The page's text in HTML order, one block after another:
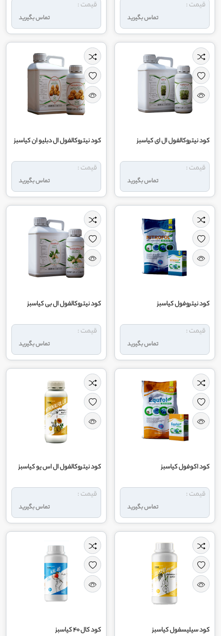
تماس بگیرید
قیمت :
تماس بگیرید
قیمت :
کود نیتروکالفول ال ای کیاسبز
تماس بگیرید
قیمت :
کود نیتروکالفول ال دبلیو ان کیاسبز
تماس بگیرید
قیمت :
کود نیتروفول کیاسبز
تماس بگیرید
قیمت :
کود نیتروکالفول ال بی کیاسبز
تماس بگیرید
قیمت :
کود اکوفول کیاسبز
تماس بگیرید
قیمت :
کود نیتروکالفول ال اس یو کیاسبز
تماس بگیرید
قیمت :
کود سیلیسفول کیاسبز کود کال 40 کیاسبز